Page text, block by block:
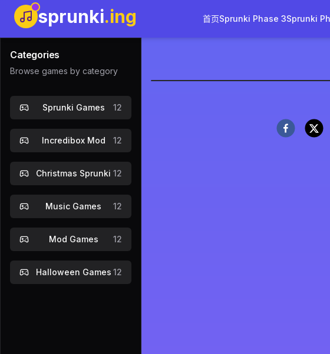
sprunki.ing 首页Sprunki Phase 3Sprunki
Categories
Browse games by category
Sprunki Games 12
Incredibox Mod 12
Christmas Sprunki 12
Music Games 12
Mod Games 12
Halloween Games 12